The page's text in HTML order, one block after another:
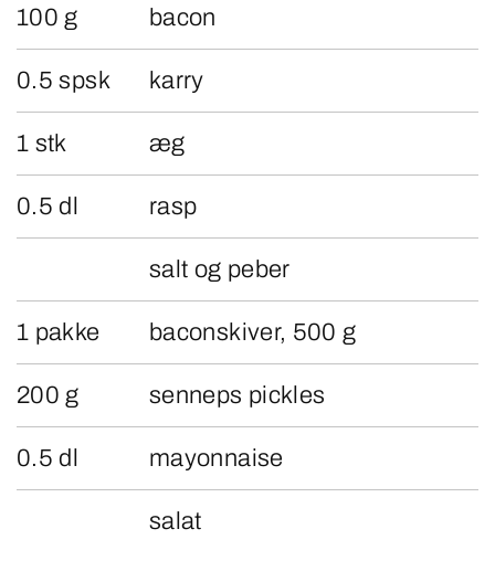
100 g bacon
0.5 spsk karry
1 stk æg
0.5 dl rasp
salt og peber
1 pakke baconskiver, 500 g
200 g senneps pickles
0.5 dl mayonnaise
salat